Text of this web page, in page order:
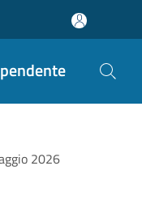
2026